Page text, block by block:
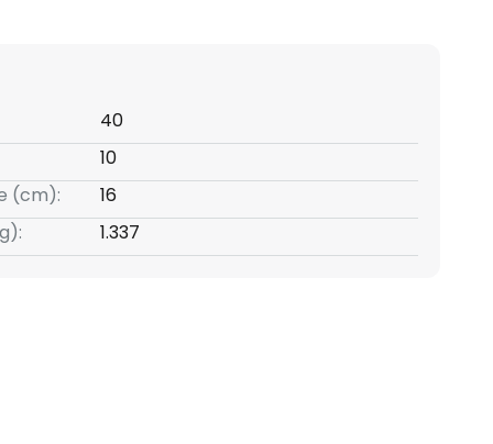
40
10
(cm):
16
1.337